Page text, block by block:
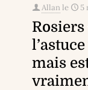
Allan le 5
mais